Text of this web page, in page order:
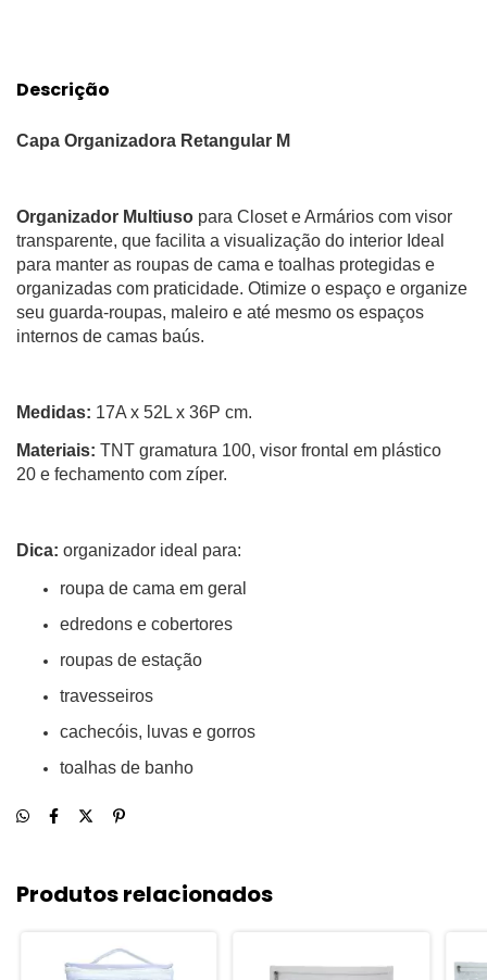
Descrição
Capa Organizadora Retangular M
Organizador Multiuso para Closet e Armários com visor
transparente, que facilita a visualização do interior Ideal
para manter as roupas de cama e toalhas protegidas e
organizadas com praticidade. Otimize o espaço e organize
seu guarda-roupas, maleiro e até mesmo os espaços
internos de camas baús.
Medidas: 17A x 52L x 36P cm.
Materiais: TNT gramatura 100, visor frontal em plástico
20 e fechamento com zíper.
Dica: organizador ideal para:
roupa de cama em geral
edredons e cobertores
roupas de estação
travesseiros
cachecóis, luvas e gorros
toalhas de banho
Produtos relacionados